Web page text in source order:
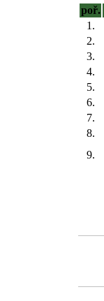
poř.
1.
2.
3.
4.
5.
6.
7.
8.
9.